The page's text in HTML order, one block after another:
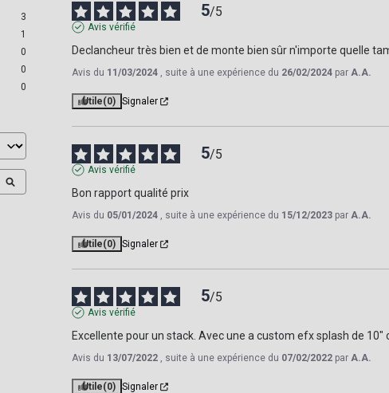
3
1
0
0
0
5/5
Avis vérifié
Declancheur très bien et de monte bien sûr n'importe quelle
Avis du 11/03/2024 , suite à une expérience du 26/02/2024 par A.A.
Utile(0) Signaler
5/5
Avis vérifié
Bon rapport qualité prix
Avis du 05/01/2024 , suite à une expérience du 15/12/2023 par A.A.
Utile(0) Signaler
5/5
Avis vérifié
Excellente pour un stack. Avec une a custom efx splash de
Avis du 13/07/2022 , suite à une expérience du 07/02/2022 par A.A.
Utile(0) Signaler